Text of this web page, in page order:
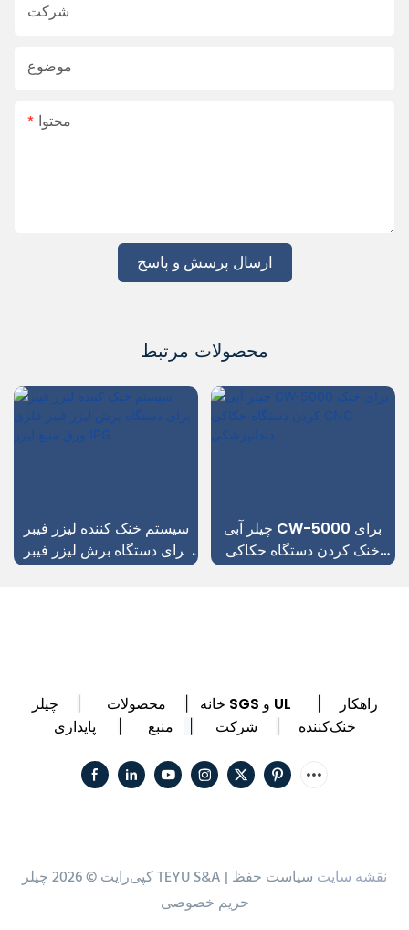
شرکت
موضوع
محتوا
ارسال پرسش و پاسخ
محصولات مرتبط
سیستم خنک کننده لیزر فیبر
برای دستگاه برش لیزر فیبر
فلزی ورق منبع لیزر IPG
چیلر آبی CW-5000 برای
خنک کردن دستگاه حکاکی
CNC دندانپزشکی
خانه محصولات چیلر SGS و UL
راهکار
خنک‌کننده
شرکت منبع پایداری
کپی‌رایت © 2026 چیلر TEYU S&A | نقشه سایت سیاست حفظ
حریم خصوصی